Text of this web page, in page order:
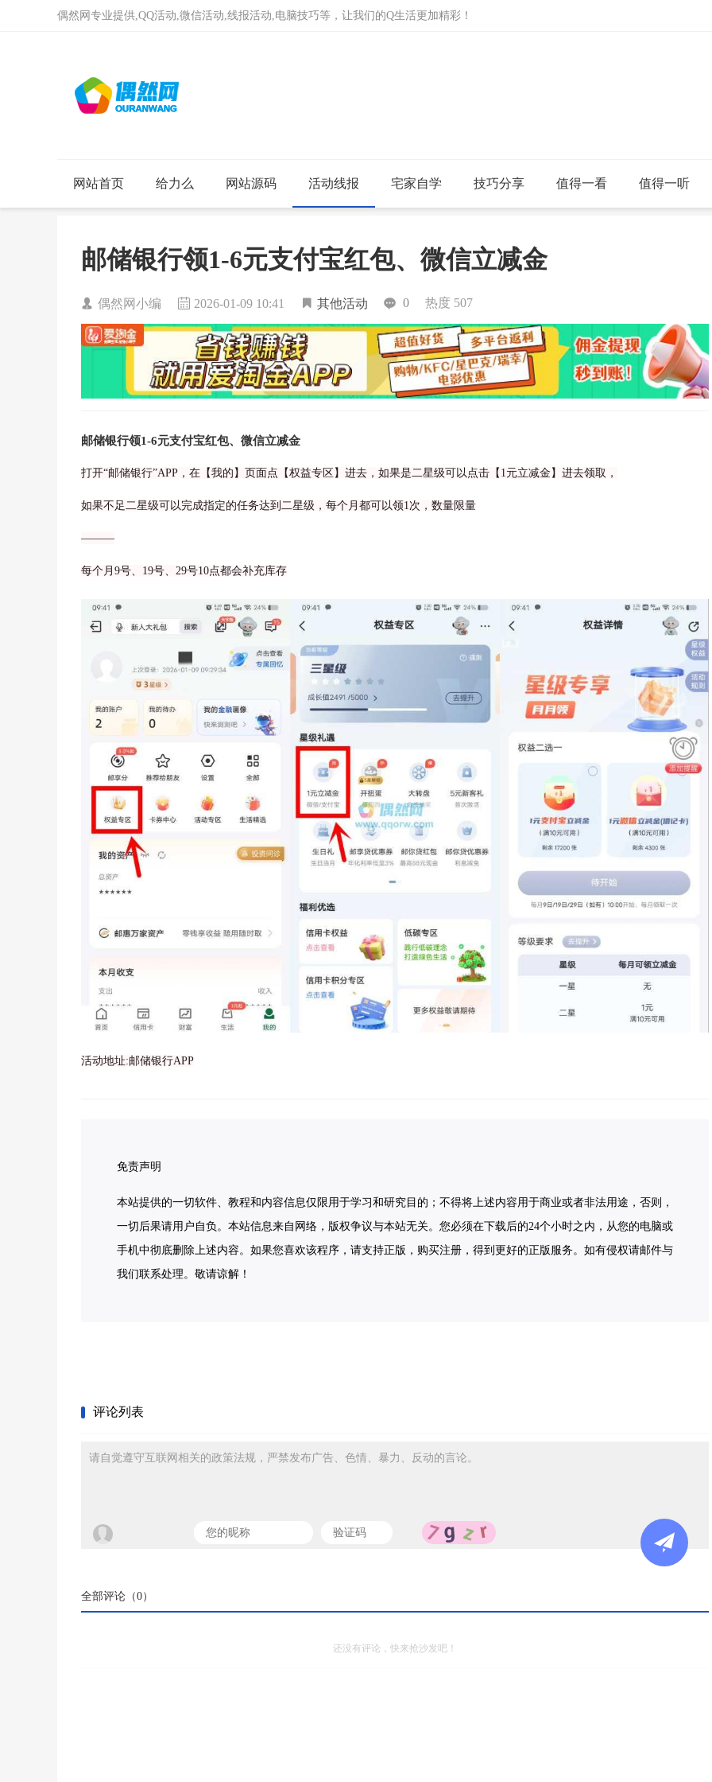
偶然网专业提供,QQ活动,微信活动,线报活动,电脑技巧等，让我们的Q生活更加精彩！
网站首页 给力么 网站源码 活动线报 宅家自学 技巧分享 值得一看 值得一听
邮储银行领1-6元支付宝红包、微信立减金
偶然网小编 2026-01-09 10:41 其他活动 0 热度 507
邮储银行领1-6元支付宝红包、微信立减金
打开“邮储银行”APP，在【我的】页面点【权益专区】进去，如果是二星级可以点击【1元立减金】进去领取，
如果不足二星级可以完成指定的任务达到二星级，每个月都可以领1次，数量限量
———
每个月9号、19号、29号10点都会补充库存
活动地址:邮储银行APP
免责声明
本站提供的一切软件、教程和内容信息仅限用于学习和研究目的；不得将上述内容用于商业或者非法用途，否则，
一切后果请用户自负。本站信息来自网络，版权争议与本站无关。您必须在下载后的24个小时之内，从您的电脑或
手机中彻底删除上述内容。如果您喜欢该程序，请支持正版，购买注册，得到更好的正版服务。如有侵权请邮件与
我们联系处理。敬请谅解！
评论列表
请自觉遵守互联网相关的政策法规，严禁发布广告、色情、暴力、反动的言论。
全部评论（0）
还没有评论，快来抢沙发吧！